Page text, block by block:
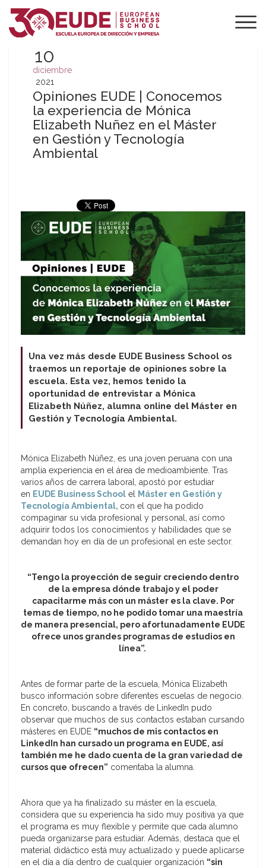
10
diciembre
2021
Opiniones EUDE | Conocemos
la experiencia de Mónica
Elizabeth Nuñez en el Máster
en Gestión y Tecnología
Ambiental
Una vez más desde EUDE Business School os
traemos un reportaje de opiniones sobre la
escuela. Esta vez, hemos tenido la
oportunidad de entrevistar a Mónica
Elizabeth Núñez, alumna online del Máster en
Gestión y Tecnología Ambiental.
Mónica Elizabeth Núñez, es una joven peruana con una
amplia experiencia en el área de medioambiente. Tras
varios años de carrera laboral, apostó por estudiar
en EUDE Business School el Máster en Gestión y
Tecnología Ambiental, con el que ha podido
compaginar su vida profesional y personal, así como
adquirir todos los conocimientos y habilidades que se
demandan hoy en día de un profesional en este sector.
“Tengo la proyección de seguir creciendo dentro
de la empresa dónde trabajo y el poder
capacitarme más con un máster es la clave. Por
temas de tiempo, no he podido tomar una maestría
de manera presencial, pero afortunadamente EUDE
ofrece unos grandes programas de estudios en
línea”.
Antes de formar parte de la escuela, Mónica Elizabeth
busco información sobre diferentes escuelas de negocio.
En concreto, buscando a través de LinkedIn pudo
observar que muchos de sus contactos estaban cursando
másteres en EUDE “muchos de mis contactos en
LinkedIn han cursado un programa en EUDE, así
también me he dado cuenta de la gran variedad de
cursos que ofrecen” comentaba la alumna.
Ahora que ya ha finalizado su máster en la escuela,
considera que su experiencia ha sido muy positiva ya que
el programa es muy flexible y permite que cada alumno
pueda organizarse para estudiar. Además, destaca que el
material didáctico está muy actualizado y puede aplicarse
en el día a día dentro de cualquier organización “sin